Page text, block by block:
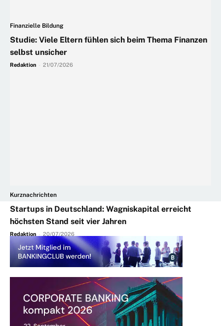
Finanzielle Bildung
Studie: Viele Eltern fühlen sich beim Thema Finanzen
selbst unsicher
Redaktion 21/07/2026
Kurznachrichten
Startups in Deutschland: Wagniskapital erreicht
höchsten Stand seit vier Jahren
Redaktion - 20/07/2026